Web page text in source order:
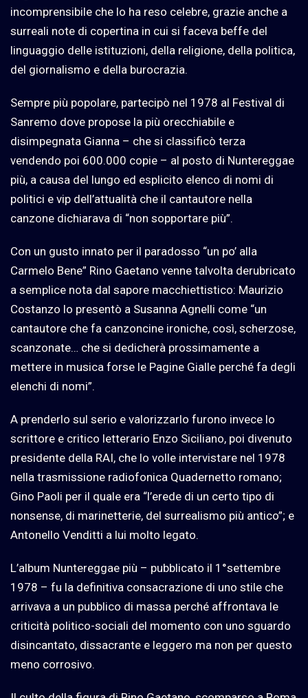
incomprensibile che lo ha reso celebre, grazie anche a
surreali note di copertina in cui si faceva beffe del
linguaggio delle istituzioni, della religione, della politica,
del giornalismo e della burocrazia.
Sempre più popolare, partecipò nel 1978 al Festival di
Sanremo dove propose la più orecchiabile e
disimpegnata Gianna – che si classificò terza
vendendo poi 600.000 copie – al posto di Nuntereggae
più, a causa del lungo ed esplicito elenco di nomi di
politici e vip dell’attualità che il cantautore nella
canzone dichiarava di “non sopportare più”.
Con un gusto innato per il paradosso “un po’ alla
Carmelo Bene” Rino Gaetano venne talvolta derubricato
a semplice nota dal sapore macchiettistico: Maurizio
Costanzo lo presentò a Susanna Agnelli come “un
cantautore che fa canzoncine ironiche, così, scherzose,
scanzonate… che si dedicherà prossimamente a
mettere in musica forse le Pagine Gialle perché fa degli
elenchi di nomi”.
A prenderlo sul serio e valorizzarlo furono invece lo
scrittore e critico letterario Enzo Siciliano, poi divenuto
presidente della RAI, che lo volle intervistare nel 1978
nella trasmissione radiofonica Quadernetto romano;
Gino Paoli per il quale era “l’erede di un certo tipo di
nonsense, di marinetterie, del surrealismo più antico”; e
Antonello Venditti a lui molto legato.
L’album Nuntereggae più – pubblicato il 1°settembre
1978 – fu la definitiva consacrazione di uno stile che
arrivava a un pubblico di massa perché affrontava le
criticità politico-sociali del momento con uno sguardo
disincantato, dissacrante e leggero ma non per questo
meno corrosivo.